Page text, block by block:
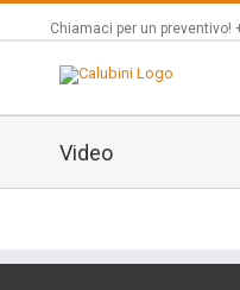
Chiamaci per un preventivo!
Video